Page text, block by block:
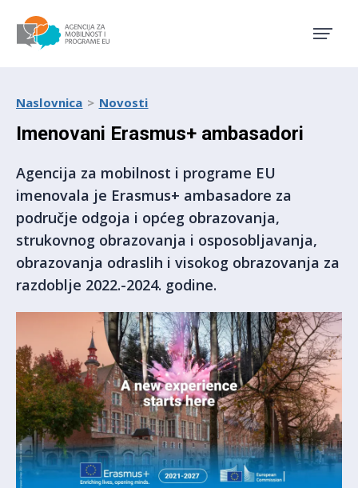
Naslovnica Novosti
Imenovani Erasmus+ ambasadori
Agencija za mobilnost i programe EU
imenovala je Erasmus+ ambasadore za
područje odgoja i općeg obrazovanja,
strukovnog obrazovanja i osposobljavanja,
obrazovanja odraslih i visokog obrazovanja za
razdoblje 2022.-2024. godine.